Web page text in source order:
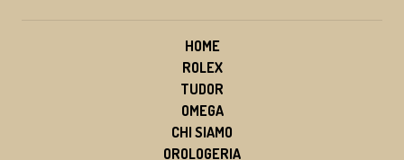
HOME
ROLEX
TUDOR
OMEGA
CHI SIAMO
OROLOGERIA